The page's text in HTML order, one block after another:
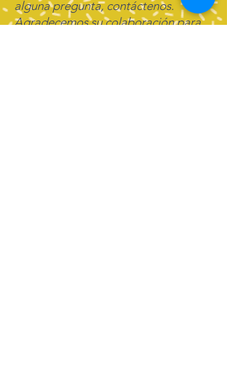
alguna pregunta, contáctenos.
Agradecemos su colaboración para